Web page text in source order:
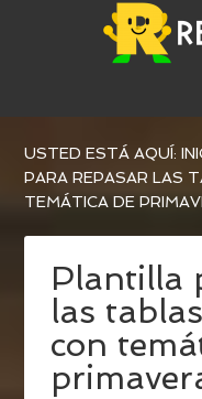
USTED ESTÁ AQUÍ:
PARA REPASAR LAS
TEMÁTICA DE
Plantilla
las
con